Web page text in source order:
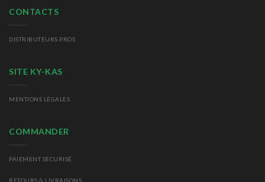
CONTACTS
DISTRIBUTEURS PROS
SITE KY-KAS
MENTIONS LÉGALES
COMMANDER
PAIEMENT SÉCURISÉ
RETOURS & LIVRAISONS